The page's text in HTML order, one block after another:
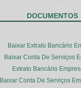
DOCUMENTOS
Baixar Extrato Bancário
Baixar Conta De Serviços
Extrato Bancário
Baixar Conta De Serviços